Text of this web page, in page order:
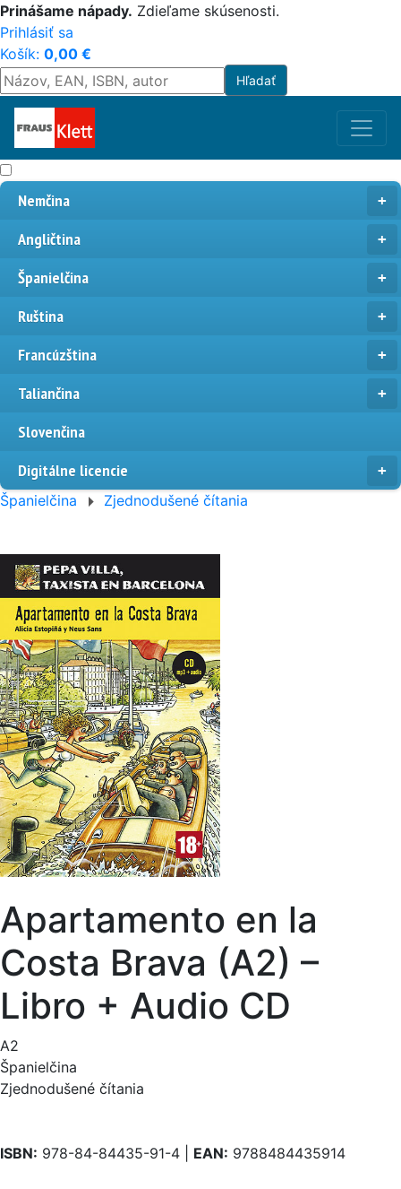
Prinášame nápady. Zdieľame skúsenosti.
Prihlásiť sa
Košík: 0,00 €
Nemčina
Angličtina
Španielčina
Ruština
Francúzština
Taliančina
Slovenčina
Digitálne licencie
Španielčina Zjednodušené čítania
Apartamento en la
Costa Brava (A2) –
Libro + Audio CD
A2
Španielčina
Zjednodušené čítania
ISBN: 978-84-84435-91-4 | EAN: 9788484435914